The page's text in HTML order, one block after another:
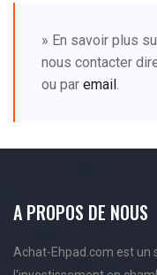
» En savoir plus
nous contacter
ou par email
A PROPOS DE NOUS
Achat-Ehpad.com est un